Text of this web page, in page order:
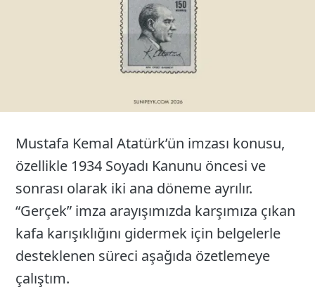
Mustafa Kemal Atatürk’ün imzası konusu,
özellikle 1934 Soyadı Kanunu öncesi ve
sonrası olarak iki ana döneme ayrılır.
“Gerçek” imza arayışımızda karşımıza çıkan
kafa karışıklığını gidermek için belgelerle
desteklenen süreci aşağıda özetlemeye
çalıştım.